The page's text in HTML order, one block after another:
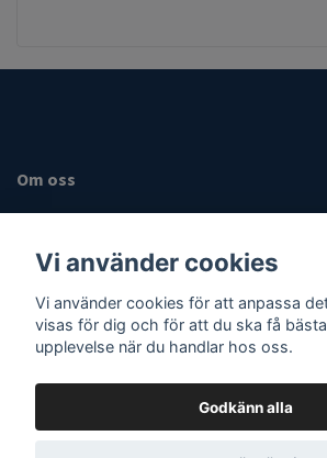
Om oss
Sociala medier
Vi använder cookies
Vi använder cookies för att anpassa
visas för dig och för att du ska få
upplevelse när du handlar hos oss.
Godkänn alla